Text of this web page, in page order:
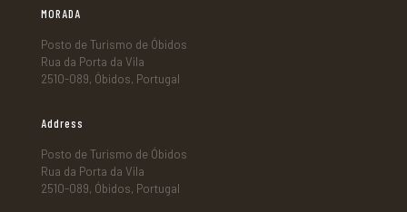
MORADA
Posto de Turismo de Óbidos
Rua da Porta da Vila
2510-089, Óbidos, Portugal
Address
Posto de Turismo de Óbidos
Rua da Porta da Vila
2510-089, Óbidos, Portugal